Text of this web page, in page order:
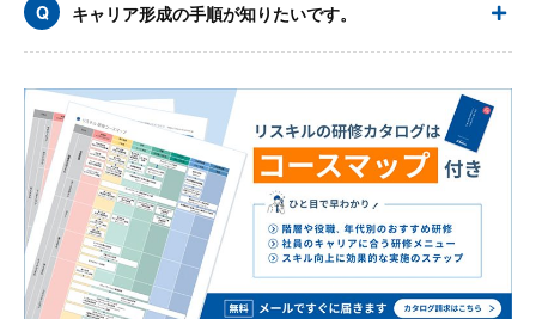
キャリア形成の手順が知りたいです。